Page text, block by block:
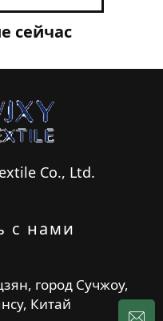
сейчас
Co., Ltd.
с нами
город Сучжоу,
Китай